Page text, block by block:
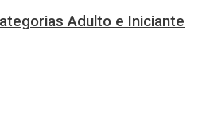
Adulto e Iniciante